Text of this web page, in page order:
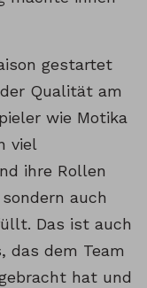
gestartet
Qualität am
wie Motika
viel
ihre Rollen
auch
Das ist auch
das dem Team
hat und